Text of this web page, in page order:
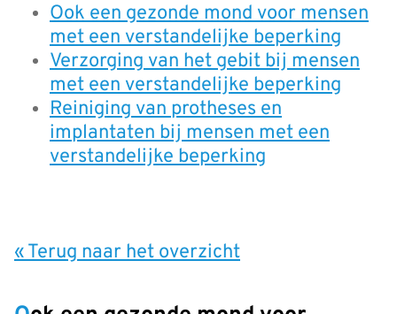
Ook een gezonde mond voor mensen
met een verstandelijke beperking
Verzorging van het gebit bij mensen
met een verstandelijke beperking
Reiniging van protheses en
implantaten bij mensen met een
verstandelijke beperking
« Terug naar het overzicht